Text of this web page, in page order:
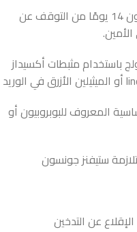
يُمنع أيضًا استخدام البوبروبيون في غضون 14 يومًا من التوقف عن
باستخدام مثبطات أكسيداز
المعروف للبوبروبيون أو
ستيفنز جونسون
عن التدخين